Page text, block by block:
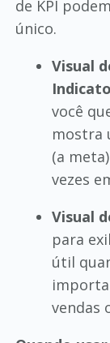
de KPI
único.
Visual
você
mostra
(a
vezes
Visual
para
útil
vendas